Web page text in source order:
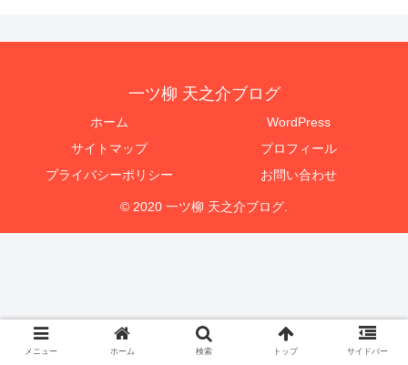
一ツ柳 天之介ブログ
ホーム
WordPress
サイトマップ
プロフィール
プライバシーポリシー
お問い合わせ
© 2020 一ツ柳 天之介ブログ.
メニュー ホーム 検索 トップ サイドバー